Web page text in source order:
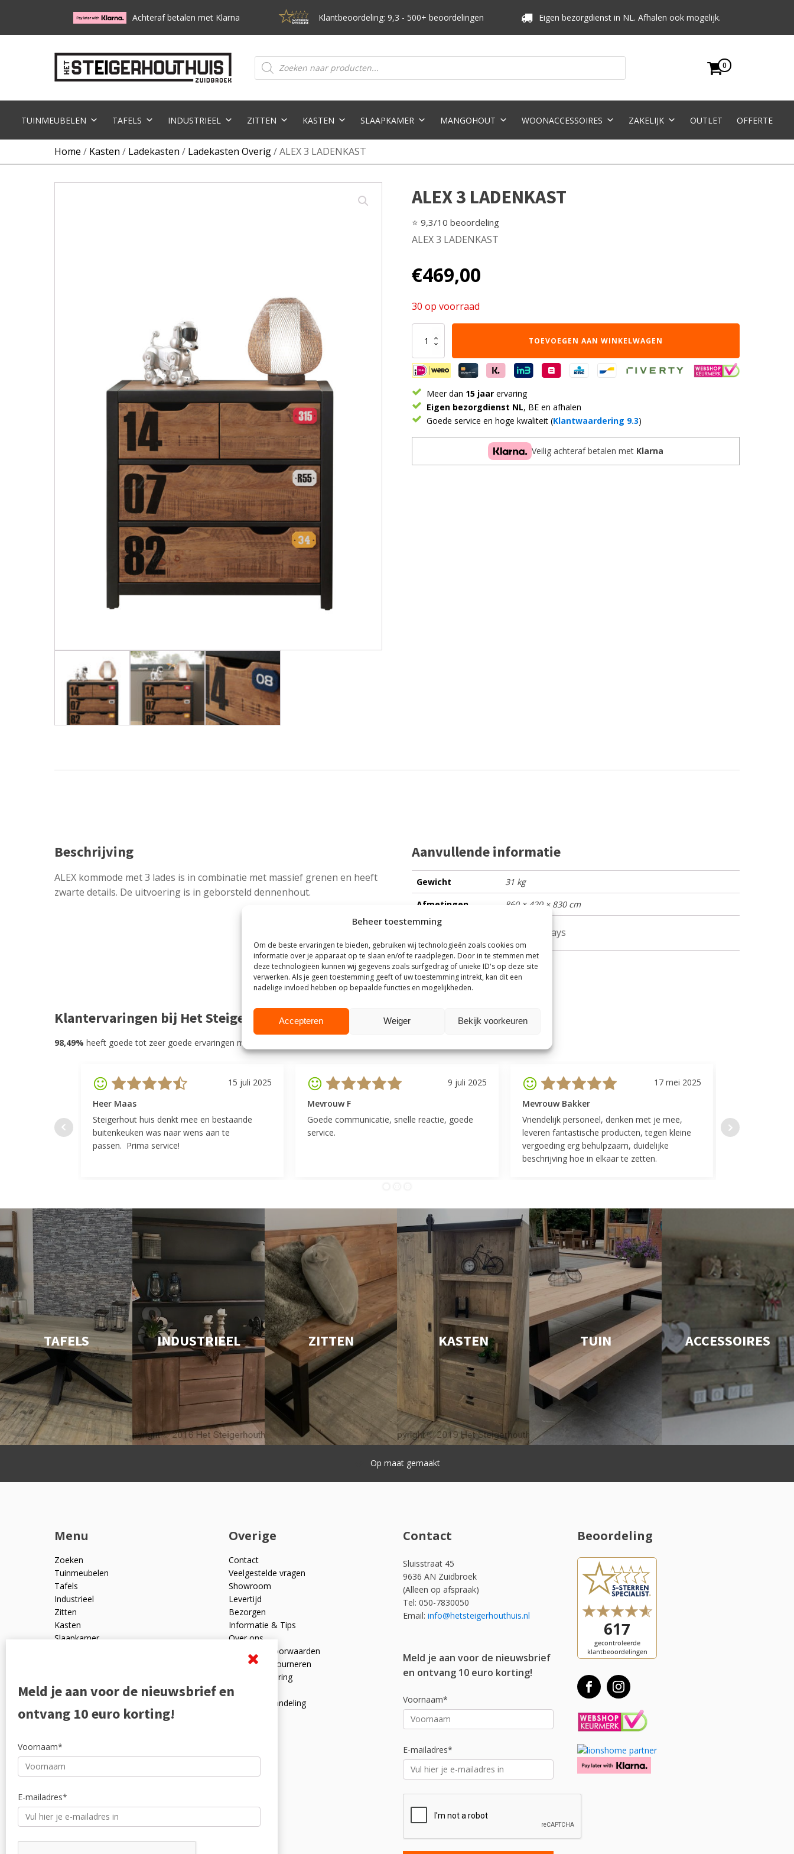
Beheer toestemming
Om de beste ervaringen te bieden, gebruiken wij technologieën zoals cookies om
informatie over je apparaat op te slaan en/of te raadplegen. Door in te stemmen met
deze technologieën kunnen wij gegevens zoals surfgedrag of unieke ID's op deze site
verwerken. Als je geen toestemming geeft of uw toestemming intrekt, kan dit een
nadelige invloed hebben op bepaalde functies en mogelijkheden.
Accepteren Weiger Bekijk voorkeuren
Achteraf betalen met Klarna Klantbeoordeling: 9,3 - 500+ beoordelingen Eigen bezorgdienst in NL. Afhalen ook mogelijk.
Producten
zoeken
0
TUINMEUBELEN TAFELS INDUSTRIEEL ZITTEN KASTEN SLAAPKAMER MANGOHOUT WOONACCESSOIRES ZAKELIJK OUTLET OFFERTE
Home / Kasten / Ladekasten / Ladekasten Overig/ ALEX 3 LADENKAST
ALEX 3 LADENKAST
⭐ 9,3/10 beoordeling
ALEX 3 LADENKAST
€469,00
30 op voorraad
LADENKAST
aantal
TOEVOEGEN AAN WINKELWAGEN
Meer dan 15 jaar ervaring
Eigen bezorgdienst NL, BE en afhalen
Goede service en hoge kwaliteit (Klantwaardering 9.3)
Veilig achteraf betalen met Klarna
Beschrijving
ALEX kommode met 3 lades is in combinatie met massief grenen en heeft
zwarte details. De uitvoering is in geborsteld dennenhout.
Aanvullende informatie
Gewicht
31 kg
Afmetingen
860 × 420 × 830 cm
Delivery
Timeframe
1, till, 10, days
Klantervaringen bij Het Steigerhouthuis
98,49% heeft goede tot zeer goede ervaringen met Het Steigerhouthuis op basis van meer dan
15 juli 2025
Heer Maas
Steigerhout huis denkt mee en bestaande
buitenkeuken was naar wens aan te
passen. Prima service!
9 juli 2025
Mevrouw F
Goede communicatie, snelle reactie, goede
service.
17 mei 2025
Mevrouw Bakker
Vriendelijk personeel, denken met je mee,
leveren fantastische producten, tegen kleine
vergoeding erg behulpzaam, duidelijke
beschrijving hoe in elkaar te zetten.
Top geregeld!
indelingen die
TAFELS INDUSTRIEEL ZITTEN KASTEN TUIN ACCESSOIRES
Snelle levering
Menu
Zoeken
Tuinmeubelen
Tafels
Industrieel
Zitten
Kasten
Slaapkamer
Outlet
Overige
Contact
Veelgestelde vragen
Showroom
Levertijd
Bezorgen
Informatie & Tips
Over ons
Algemene voorwaarden
Ruilen en retourneren
Privacyverklaring
Reviewpolicy
Klachtenafhandeling
Contact
Sluisstraat 45
9636 AN Zuidbroek
(Alleen op afspraak)
Tel: 050-7830050
Email: info@hetsteigerhouthuis.nl
Meld je aan voor de nieuwsbrief
en ontvang 10 euro korting!
Voornaam*
E-mailadres*
Beoordeling
Meld je aan voor de nieuwsbrief en
ontvang 10 euro korting!
Voornaam*
E-mailadres*